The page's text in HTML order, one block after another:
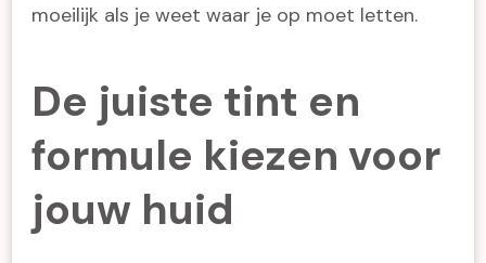
moeilijk als je weet waar je op moet letten.
De juiste tint en
formule kiezen voor
jouw huid